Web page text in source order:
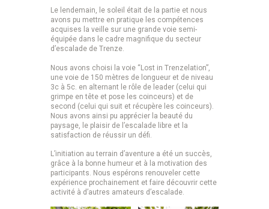
Le lendemain, le soleil était de la partie et nous
avons pu mettre en pratique les compétences
acquises la veille sur une grande voie semi-
équipée dans le cadre magnifique du secteur
d’escalade de Trenze.
Nous avons choisi la voie “Lost in Trenzelation”,
une voie de 150 mètres de longueur et de niveau
3c à 5c. en alternant le rôle de leader (celui qui
grimpe en tête et pose les coinceurs) et de
second (celui qui suit et récupère les coinceurs).
Nous avons ainsi pu apprécier la beauté du
paysage, le plaisir de l’escalade libre et la
satisfaction de réussir un défi.
L’initiation au terrain d’aventure a été un succès,
grâce à la bonne humeur et à la motivation des
participants. Nous espérons renouveler cette
expérience prochainement et faire découvrir cette
activité à d’autres amateurs d’escalade.